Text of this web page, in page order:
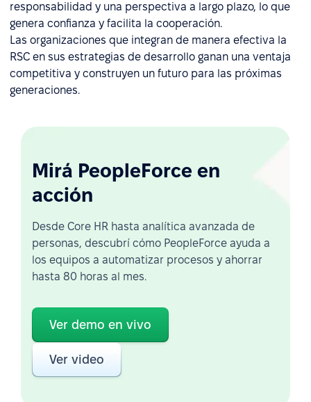
responsabilidad y una perspectiva a largo plazo, lo que
genera confianza y facilita la cooperación.
Las organizaciones que integran de manera efectiva la
RSC en sus estrategias de desarrollo ganan una ventaja
competitiva y construyen un futuro para las próximas
generaciones.
Mirá PeopleForce en
acción
Desde Core HR hasta analítica avanzada de
personas, descubrí cómo PeopleForce ayuda a
los equipos a automatizar procesos y ahorrar
hasta 80 horas al mes.
Ver demo en vivo
Ver video